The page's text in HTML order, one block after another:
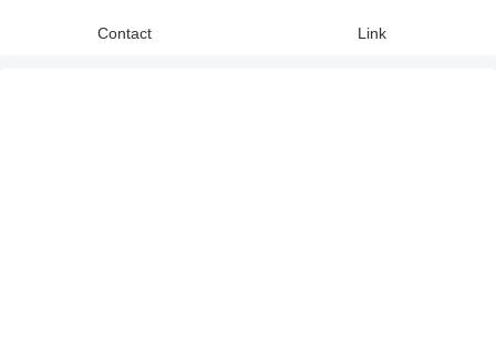
Contact Link